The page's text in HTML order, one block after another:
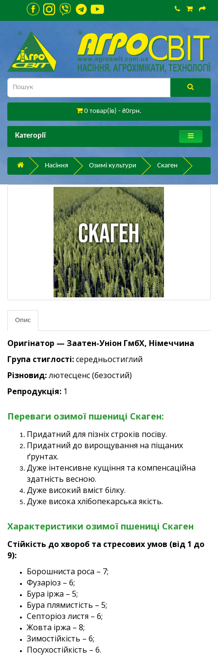
0 товар(ів) - ₴0грн.
Категорії
Насіння Озимі культури Скаген
Опис
Оригінатор — Заатен-Уніон ГмбХ, Німеччина
Група стиглості:середньостиглий
Різновид:лютесценс (безостий)
Репродукція: 1
Переваги озимої пшениці Скаген:
Придатний для пізніх строків посіву.
Придатний до вирощування на піщаних
ґрунтах.
Дуже інтенсивне кущіння та компенсаційна
здатність весною.
Дуже високий вміст білку.
Дуже висока хлібопекарська якість.
Характеристики озимої пшениці Скаген
Стійкість до хвороб та стресових умов (від 1 до
9):
Борошниста роса – 7;
Фузаріоз – 6;
Бура іржа – 5;
Бура плямистість – 5;
Септоріоз листя – 6;
Жовта іржа – 8;
Зимостійкість – 6;
Посухостійкість – 6.